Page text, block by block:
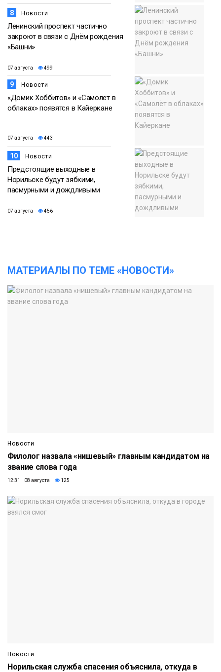
8 Новости
Ленинский проспект частично
закроют в связи с Днём рождения
«Башни»
07 августа 499
9 Новости
«Домик Хоббитов» и «Самолёт в
облаках» появятся в Кайеркане
07 августа 443
10 Новости
Предстоящие выходные в
Норильске будут зябкими,
пасмурными и дождливыми
07 августа 456
МАТЕРИАЛЫ ПО ТЕМЕ «НОВОСТИ»
Новости
Филолог назвала «нишевый» главным кандидатом на
звание слова года
12:31 08 августа 125
Новости
Норильская служба спасения объяснила, откуда в